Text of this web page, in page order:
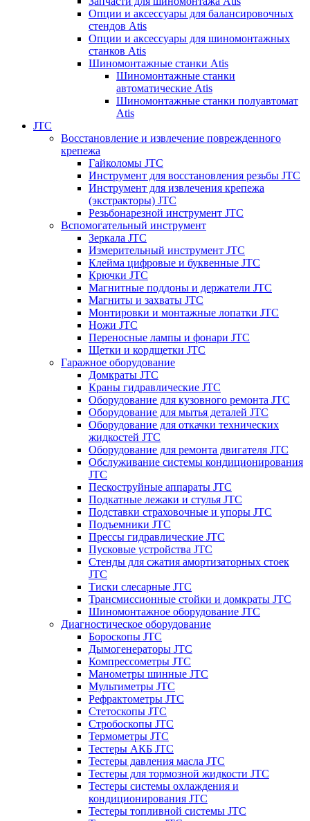
Опции и аксессуары для балансировочных
стендов Atis
Опции и аксессуары для шиномонтажных
станков Atis
Шиномонтажные станки Atis
Шиномонтажные станки
автоматические Atis
Шиномонтажные станки полуавтомат
Atis
JTC
Восстановление и извлечение поврежденного
крепежа
Гайколомы JTC
Инструмент для восстановления резьбы JTC
Инструмент для извлечения крепежа
(экстракторы) JTC
Резьбонарезной инструмент JTC
Вспомогательный инструмент
Зеркала JTC
Измерительный инструмент JTC
Клейма цифровые и буквенные JTC
Крючки JTC
Магнитные поддоны и держатели JTC
Магниты и захваты JTC
Монтировки и монтажные лопатки JTC
Ножи JTC
Переносные лампы и фонари JTC
Щетки и кордщетки JTC
Гаражное оборудование
Домкраты JTC
Краны гидравлические JTC
Оборудование для кузовного ремонта JTC
Оборудование для мытья деталей JTC
Оборудование для откачки технических
жидкостей JTC
Оборудование для ремонта двигателя JTC
Обслуживание системы кондиционирования
JTC
Пескоструйные аппараты JTC
Подкатные лежаки и стулья JTC
Подставки страховочные и упоры JTC
Подъемники JTC
Прессы гидравлические JTC
Пусковые устройства JTC
Стенды для сжатия амортизаторных стоек
JTC
Тиски слесарные JTC
Трансмиссионные стойки и домкраты JTC
Шиномонтажное оборудование JTC
Диагностическое оборудование
Бороскопы JTC
Дымогенераторы JTC
Компрессометры JTC
Манометры шинные JTC
Мультиметры JTC
Рефрактометры JTC
Стетоскопы JTC
Стробоскопы JTC
Термометры JTC
Тестеры АКБ JTC
Тестеры давления масла JTC
Тестеры для тормозной жидкости JTC
Тестеры системы охлаждения и
кондиционирования JTC
Тестеры топливной системы JTC